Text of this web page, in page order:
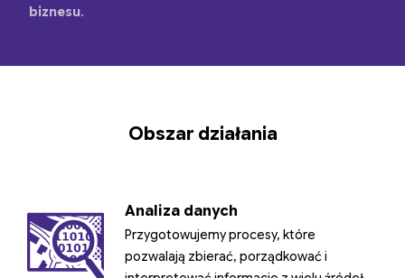
biznesu.
Obszar działania
Analiza danych
Przygotowujemy procesy, które
pozwalają zbierać, porządkować i